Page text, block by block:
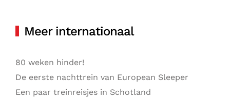
Meer internationaal
80 weken hinder!
De eerste nachttrein van European Sleeper
Een paar treinreisjes in Schotland